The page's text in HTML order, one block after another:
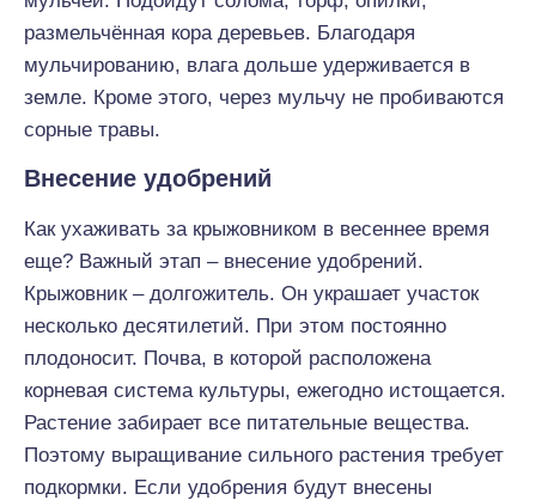
размельчённая кора деревьев. Благодаря
мульчированию, влага дольше удерживается в
земле. Кроме этого, через мульчу не пробиваются
сорные травы.
Внесение удобрений
Как ухаживать за крыжовником в весеннее время
еще? Важный этап – внесение удобрений.
Крыжовник – долгожитель. Он украшает участок
несколько десятилетий. При этом постоянно
плодоносит. Почва, в которой расположена
корневая система культуры, ежегодно истощается.
Растение забирает все питательные вещества.
Поэтому выращивание сильного растения требует
подкормки. Если удобрения будут внесены